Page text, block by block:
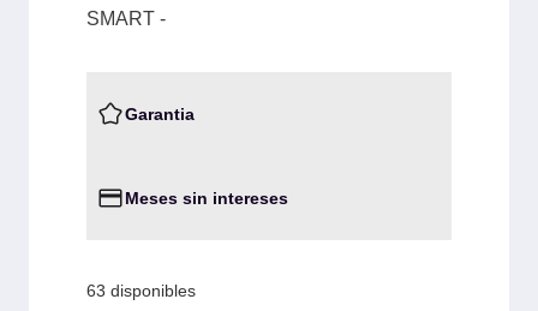
SMART -
Garantia
Meses sin intereses
63 disponibles